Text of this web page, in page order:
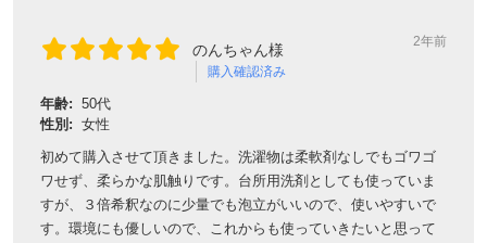
のんちゃん様
購入確認済み
2年前
年齢: 50代
性別: 女性
初めて購入させて頂きました。洗濯物は柔軟剤なしでもゴワゴ
ワせず、柔らかな肌触りです。台所用洗剤としても使っていま
すが、３倍希釈なのに少量でも泡立がいいので、使いやすいで
す。環境にも優しいので、これからも使っていきたいと思って